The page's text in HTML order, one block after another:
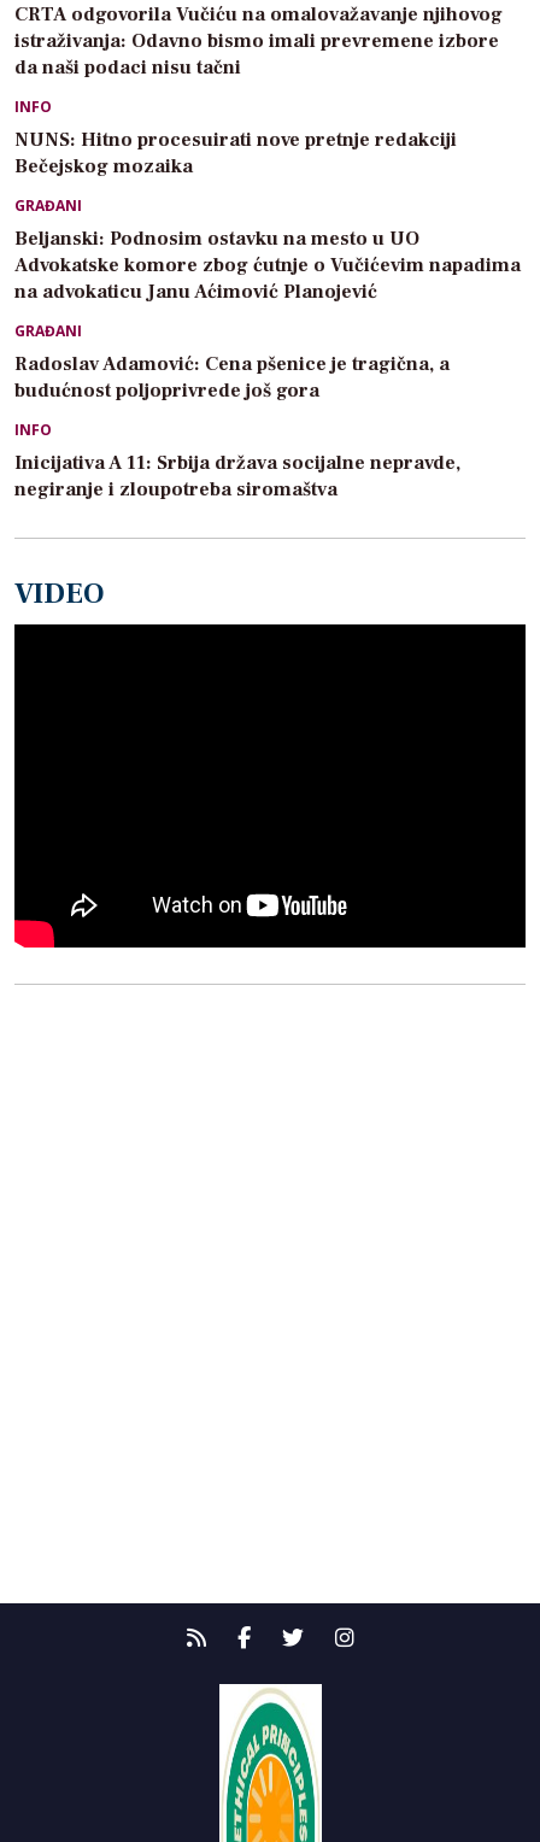
CRTA odgovorila Vučiću na omalovažavanje njihovog
istraživanja: Odavno bismo imali prevremene izbore
da naši podaci nisu tačni
INFO
NUNS: Hitno procesuirati nove pretnje redakciji
Bečejskog mozaika
GRAĐANI
Beljanski: Podnosim ostavku na mesto u UO
Advokatske komore zbog ćutnje o Vučićevim napadima
na advokaticu Janu Aćimović Planojević
GRAĐANI
Radoslav Adamović: Cena pšenice je tragična, a
budućnost poljoprivrede još gora
INFO
Inicijativa A 11: Srbija država socijalne nepravde,
negiranje i zloupotreba siromaštva
VIDEO